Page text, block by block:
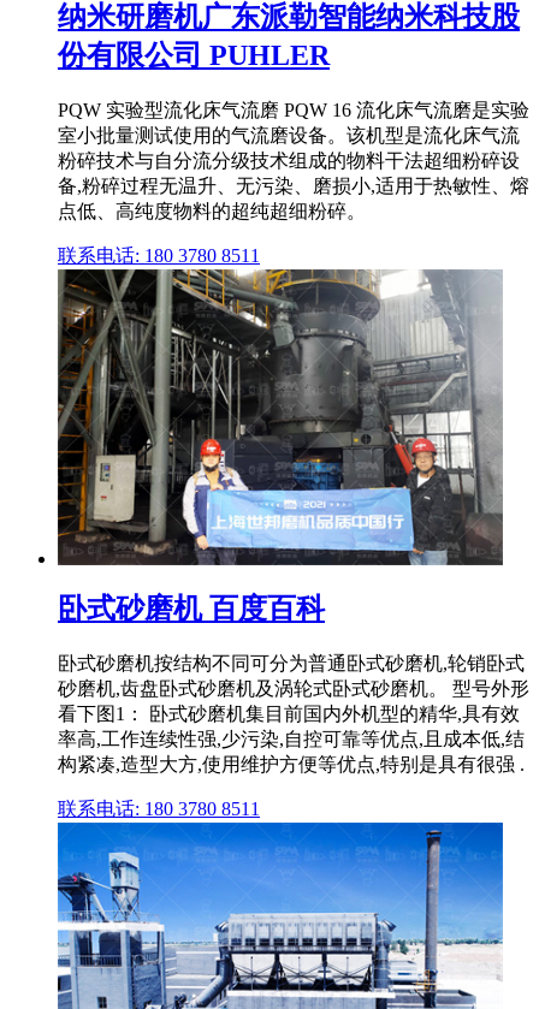
纳米研磨机广东派勒智能纳米科技股
份有限公司 PUHLER
PQW 实验型流化床气流磨 PQW 16 流化床气流磨是实验
室小批量测试使用的气流磨设备。该机型是流化床气流
粉碎技术与自分流分级技术组成的物料干法超细粉碎设
备,粉碎过程无温升、无污染、磨损小,适用于热敏性、熔
点低、高纯度物料的超纯超细粉碎。
联系电话: 180 3780 8511
卧式砂磨机 百度百科
卧式砂磨机按结构不同可分为普通卧式砂磨机,轮销卧式
砂磨机,齿盘卧式砂磨机及涡轮式卧式砂磨机。 型号外形
看下图1： 卧式砂磨机集目前国内外机型的精华,具有效
率高,工作连续性强,少污染,自控可靠等优点,且成本低,结
构紧凑,造型大方,使用维护方便等优点,特别是具有很强 .
联系电话: 180 3780 8511